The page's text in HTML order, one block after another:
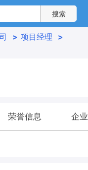
> 项目经理
>
荣誉信息 企